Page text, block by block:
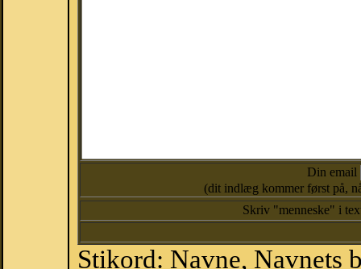
Din email
(dit indlæg kommer først på,
Skriv "menneske" i
Stikord: Navne, Navnets